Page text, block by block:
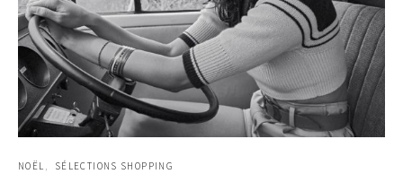
NOËL SÉLECTIONS SHOPPING